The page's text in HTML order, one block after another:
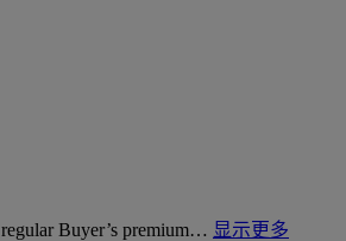
Buyer’s premium… 显示更多